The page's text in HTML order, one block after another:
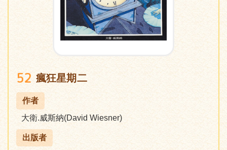
52 瘋狂星期二
作者
大衛.威斯納(David Wiesner)
出版者